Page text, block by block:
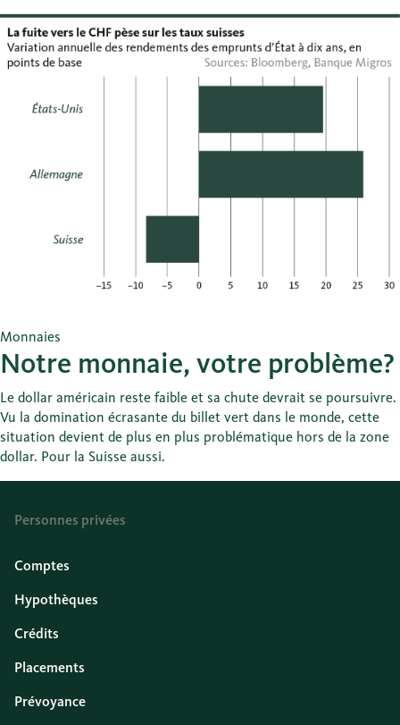
Monnaies
Notre monnaie, votre problème?
Le dollar américain reste faible et sa chute devrait se poursuivre.
Vu la domination écrasante du billet vert dans le monde, cette
situation devient de plus en plus problématique hors de la zone
dollar. Pour la Suisse aussi.
Personnes privées
Comptes
Hypothèques
Crédits
Placements
Prévoyance